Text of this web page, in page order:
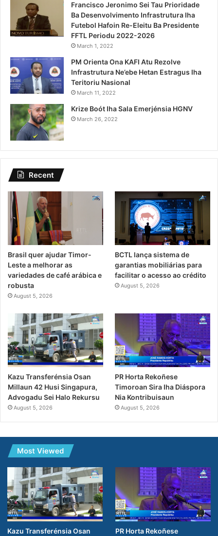
Francisco Jeronimo Sei Tau Prioridade
Ba Desenvolvimento Infrastrutura Iha
Futebol Hafoin Re-Eleitu Ba Presidente
FFTL Periodu 2022-2026
March 1, 2022
PM Orienta Ona KAFI Atu Rezolve
Infrastrutura Ne’ebe Hetan Estragus Iha
Teritoriu Nasional
March 11, 2022
Krize Boót Iha Sala Emerjénsia HGNV
March 26, 2022
Recent
Brasil quer ajudar Timor-
Leste a melhorar as
variedades de café arábica e
robusta
August 5, 2026
BCTL lança sistema de
garantias mobiliárias para
facilitar o acesso ao crédito
August 5, 2026
Kazu Transferénsia Osan
Millaun 42 Husi Singapura,
Advogadu Sei Halo Rekursu
August 5, 2026
PR Horta Rekoñese
Timoroan Sira Iha Diáspora
Nia Kontribuisaun
August 5, 2026
Most Viewed
Kazu Transferénsia Osan
PR Horta Rekoñese